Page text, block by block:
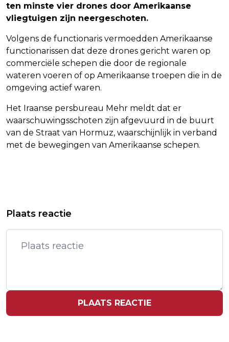
ten minste vier drones door Amerikaanse
vliegtuigen zijn neergeschoten.
Volgens de functionaris vermoedden Amerikaanse
functionarissen dat deze drones gericht waren op
commerciële schepen die door de regionale
wateren voeren of op Amerikaanse troepen die in de
omgeving actief waren.
Het Iraanse persbureau Mehr meldt dat er
waarschuwingsschoten zijn afgevuurd in de buurt
van de Straat van Hormuz, waarschijnlijk in verband
met de bewegingen van Amerikaanse schepen.
SCHOTEN ISRAËLISCH LEGER
TRUMP: WE VORDEREN HEEL SNEL
MET DE OORLOG TEGEN IRAN
Plaats reactie
PLAATS REACTIE